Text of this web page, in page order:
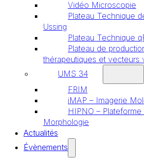
Vidéo Microscopie
Plateau Technique
Ussing
Plateau Technique
Plateau de
thérapeutiques et vecteurs
UMS 34
FRIM
iMAP – Imagerie
HIPNO – Plateforme
Morphologie
Actualités
Évènements